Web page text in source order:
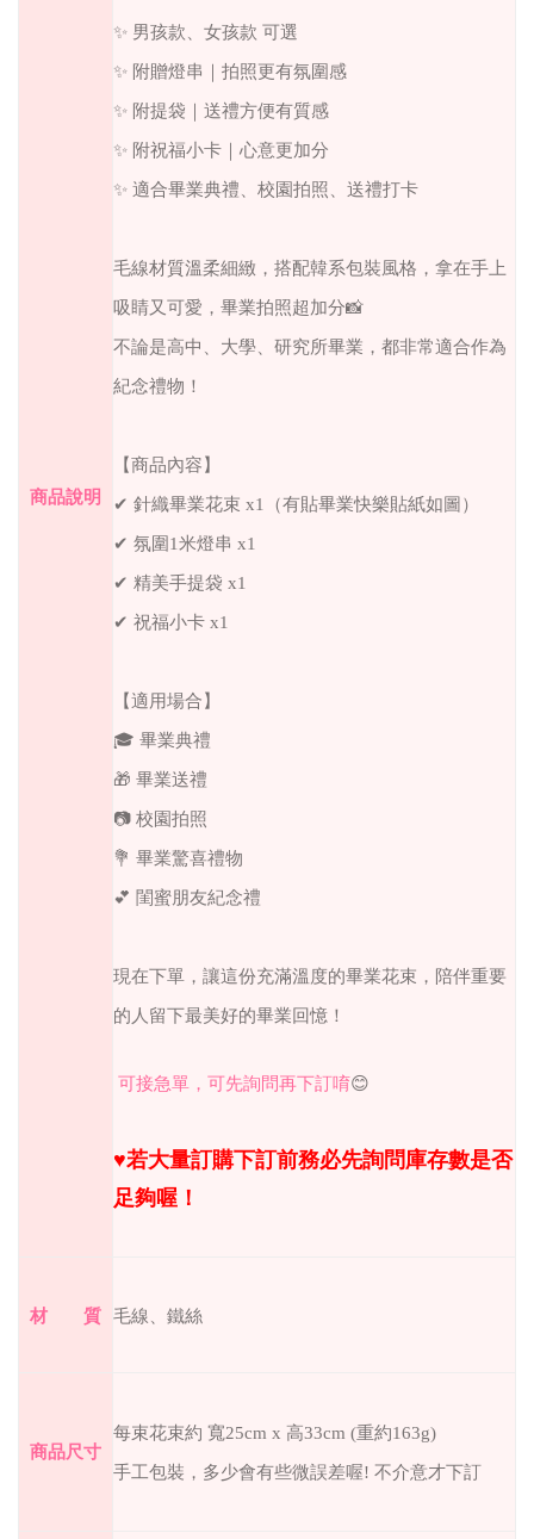
商品說明
✨ 男孩款、女孩款 可選
✨ 附贈燈串｜拍照更有氛圍感
✨ 附提袋｜送禮方便有質感
✨ 附祝福小卡｜心意更加分
✨ 適合畢業典禮、校園拍照、送禮打卡
毛線材質溫柔細緻，搭配韓系包裝風格，拿在手上
吸睛又可愛，畢業拍照超加分📸
不論是高中、大學、研究所畢業，都非常適合作為
紀念禮物！
【商品內容】
✔ 針織畢業花束 x1（有貼畢業快樂貼紙如圖）
✔ 氛圍1米燈串 x1
✔ 精美手提袋 x1
✔ 祝福小卡 x1
【適用場合】
🎓 畢業典禮
🎁 畢業送禮
📷 校園拍照
💐 畢業驚喜禮物
💕 閨蜜朋友紀念禮
現在下單，讓這份充滿溫度的畢業花束，陪伴重要
的人留下最美好的畢業回憶！
可接急單，可先詢問再下訂唷😊
♥︎若大量訂購下訂前務必先詢問庫存數是否
足夠喔！
材 質 毛線、鐵絲
商品尺寸
每束花束約 寬25cm x 高33cm (重約163g)
手工包裝，多少會有些微誤差喔! 不介意才下訂